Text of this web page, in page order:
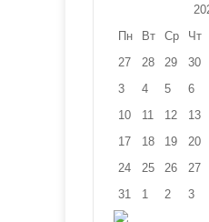
Пн
Вт Ср Чт
27
28 29 30
3
4 5 6
10
11 12 13
17
18 19 20
24
25 26 27
31
1 2 3